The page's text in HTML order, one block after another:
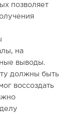
позволяет
на
выводы.
должны быть
воссоздать